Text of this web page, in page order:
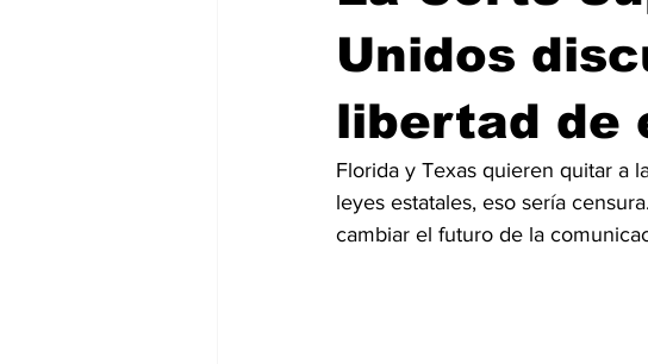
Unidos
libertad de
Florida y Texas quieren quitar a
leyes estatales, eso sería
cambiar el futuro de la